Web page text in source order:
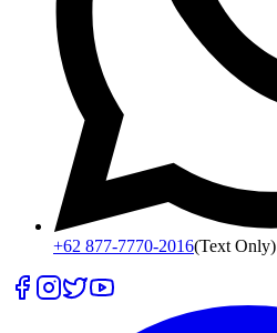
+62 877-7770-2016(Text Only)